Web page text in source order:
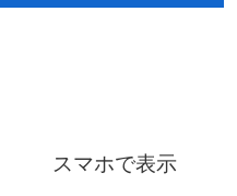
スマホで表示